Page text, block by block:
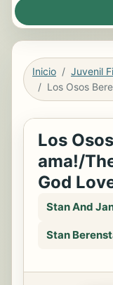
Inicio
Juvenil
Los
ama!/
God
Stan And
Stan